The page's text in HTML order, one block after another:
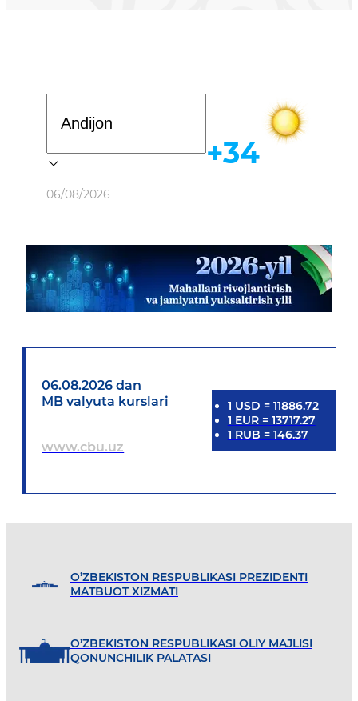
Ob-havo
06/08/2026
+34
06.08.2026 dan
MB valyuta kurslari
www.cbu.uz
1 USD = 11886.72
1 EUR= 13717.27
1 RUB = 146.37
O’ZBEKISTON RESPUBLIKASI PREZIDENTI
MATBUOT XIZMATI
O’ZBEKISTON RESPUBLIKASI OLIY MAJLISI
QONUNCHILIK PALATASI